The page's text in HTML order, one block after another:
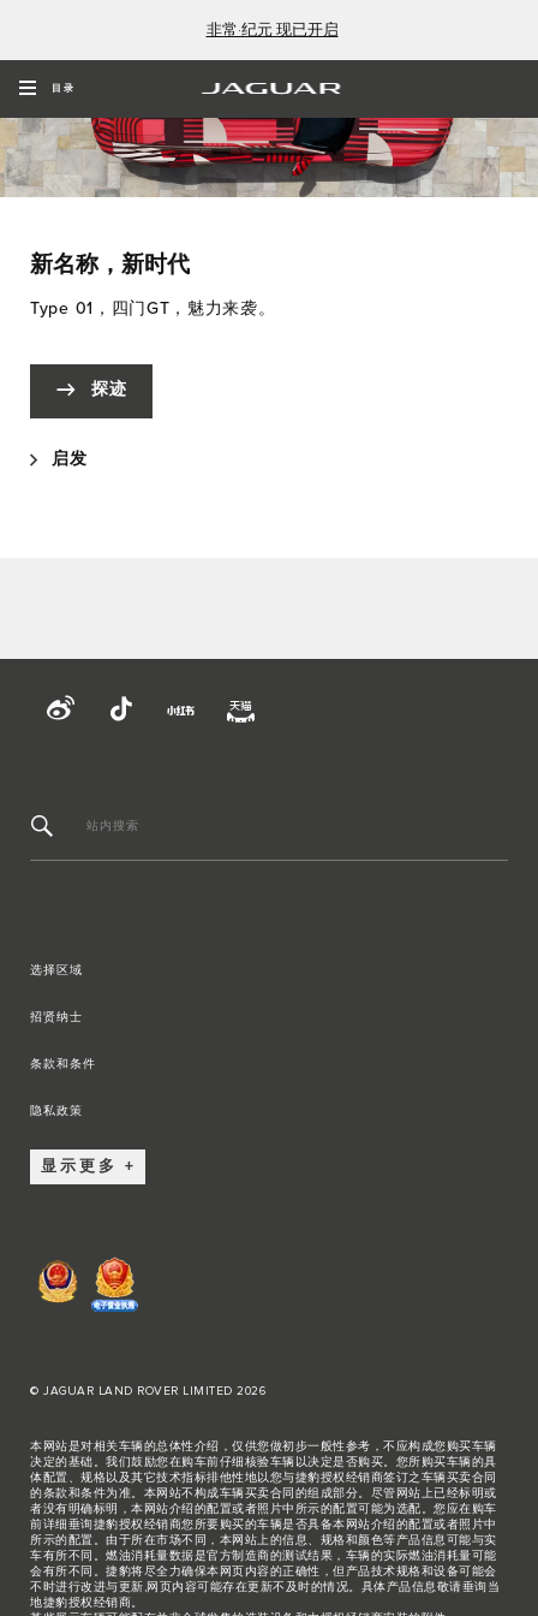
非常·纪元 现已开启
目录
新名称，新时代
Type 01，四门GT，魅力来袭。
探迹
启发
站内搜索
选择区域
招贤纳士
条款和条件
隐私政策
显示更多
© JAGUAR LAND ROVER LIMITED 2026
本网站是对相关车辆的总体性介绍，仅供您做初步一般性参考，不应构成您购买车辆
决定的基础。我们鼓励您在购车前仔细核验车辆以决定是否购买。您所购买车辆的具
体配置、规格以及其它技术指标排他性地以您与捷豹授权经销商签订之车辆买卖合同
的条款和条件为准。本网站不构成车辆买卖合同的组成部分。尽管网站上已经标明或
者没有明确标明，本网站介绍的配置或者照片中所示的配置可能为选配。您应在购车
前详细垂询捷豹授权经销商您所要购买的车辆是否具备本网站介绍的配置或者照片中
所示的配置。由于所在市场不同，本网站上的信息、规格和颜色等产品信息可能与实
车有所不同。燃油消耗量数据是官方制造商的测试结果，车辆的实际燃油消耗量可能
会有所不同。捷豹将尽全力确保本网页内容的正确性，但产品技术规格和设备可能会
不时进行改进与更新,网页内容可能存在更新不及时的情况。具体产品信息敬请垂询当
地捷豹授权经销商。